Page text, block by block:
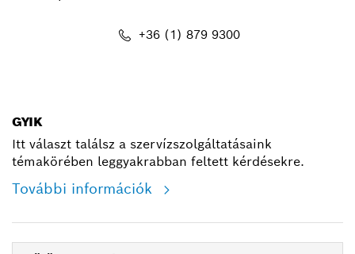
+36 (1) 879 9300
GYIK
Itt választ találsz a szervízszolgáltatásaink
témakörében leggyakrabban feltett kérdésekre.
További információk